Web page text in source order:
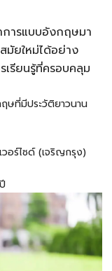
การแบบอังกฤษมา
มัยใหม่ได้อย่าง
เรียนรู้ที่ครอบคลุม
ษที่มีประวัติยาวนาน
อร์ไซด์ (เจริญกรุง)